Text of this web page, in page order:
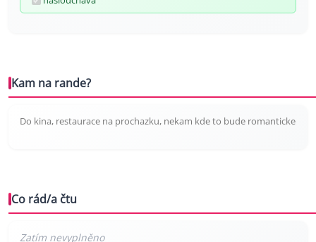
Kam na rande?
Do kina, restaurace na prochazku, nekam kde to bude romanticke
Co rád/a čtu